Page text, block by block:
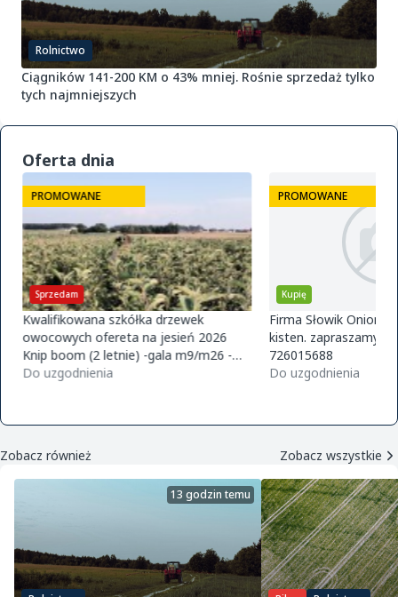
Rolnictwo
Ciągników 141-200 KM o 43% mniej. Rośnie sprzedaż tylko
tych najmniejszych
Oferta dnia
Sprzedam
PROMOWANE
Kwalifikowana szkółka drzewek
owocowych ofereta na jesień 2026
Knip boom (2 letnie) -gala m9/m26 -
golden m9 -jeronimo m9/m26 -mutsu
Do uzgodnienia
Kupię
PROMOWANE
Firma Słowik Onions
kisten. zapraszamy
726015688
Do uzgodnienia
Zobacz również Zobacz wszystkie
13 godzin temu